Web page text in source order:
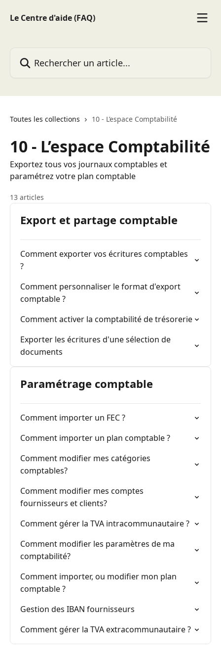
Le Centre d'aide (FAQ)
Toutes les collections 10 - L’espace Comptabilité
10 - L’espace Comptabilité
Exportez tous vos journaux comptables et
paramétrez votre plan comptable
13 articles
Export et partage comptable
Comment exporter vos écritures comptables
?
Comment personnaliser le format d'export
comptable ?
Comment activer la comptabilité de trésorerie
Exporter les écritures d'une sélection de
documents
Paramétrage comptable
Comment importer un FEC ?
Comment importer un plan comptable ?
Comment modifier mes catégories
comptables?
Comment modifier mes comptes
fournisseurs et clients?
Comment gérer la TVA intracommunautaire ?
Comment modifier les paramètres de ma
comptabilité?
Comment importer, ou modifier mon plan
comptable ?
Gestion des IBAN fournisseurs
Comment gérer la TVA extracommunautaire ?